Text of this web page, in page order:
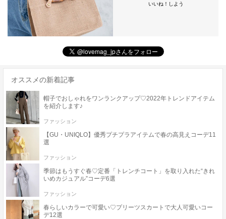
いいね！しよう
オススメの新着記事
帽子でおしゃれをワンランクアップ♡2022年トレンドアイテム
を紹介します♪
ファッション
【GU・UNIQLO】優秀プチプラアイテムで春の高見えコーデ11
選
ファッション
季節はもうすぐ春♡定番「トレンチコート」を取り入れた“きれ
いめカジュアル”コーデ6選
ファッション
春らしいカラーで可愛い♡プリーツスカートで大人可愛いコー
デ12選